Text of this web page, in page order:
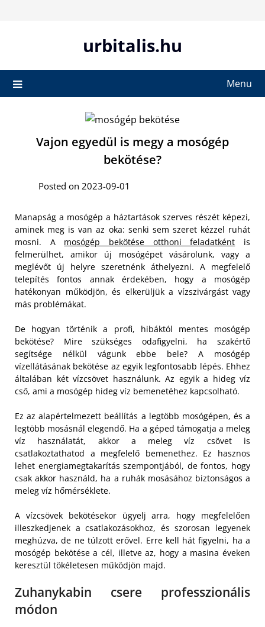
urbitalis.hu
Menu
Vajon egyedül is megy a mosógép
bekötése?
Posted on 2023-09-01
Manapság a mosógép a háztartások szerves részét képezi,
aminek meg is van az oka: senki sem szeret kézzel ruhát
mosni. A mosógép bekötése otthoni feladatként is
felmerülhet, amikor új mosógépet vásárolunk, vagy a
meglévőt új helyre szeretnénk áthelyezni. A megfelelő
telepítés fontos annak érdekében, hogy a mosógép
hatékonyan működjön, és elkerüljük a vízszivárgást vagy
más problémákat.
De hogyan történik a profi, hibáktól mentes mosógép
bekötése? Mire szükséges odafigyelni, ha szakértő
segítsége nélkül vágunk ebbe bele? A mosógép
vízellátásának bekötése az egyik legfontosabb lépés. Ehhez
általában két vízcsövet használunk. Az egyik a hideg víz
cső, ami a mosógép hideg víz bemenetéhez kapcsolható.
Ez az alapértelmezett beállítás a legtöbb mosógépen, és a
legtöbb mosásnál elegendő. Ha a géped támogatja a meleg
víz használatát, akkor a meleg víz csövet is
csatlakoztathatod a megfelelő bemenethez. Ez hasznos
lehet energiamegtakarítás szempontjából, de fontos, hogy
csak akkor használd, ha a ruhák mosásához biztonságos a
meleg víz hőmérséklete.
A vízcsövek bekötésekor ügyelj arra, hogy megfelelően
illeszkedjenek a csatlakozásokhoz, és szorosan legyenek
meghúzva, de ne túlzott erővel. Erre kell hát figyelni, ha a
mosógép bekötése a cél, illetve az, hogy a masina éveken
keresztül tökéletesen működjön majd.
Zuhanykabin csere professzionális
módon